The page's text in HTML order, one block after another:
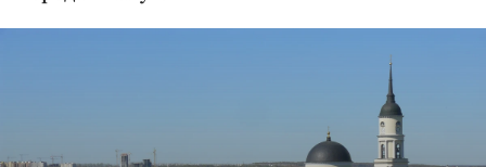
Общество